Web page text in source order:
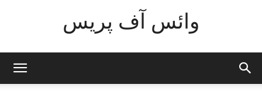
وائس آف پریس